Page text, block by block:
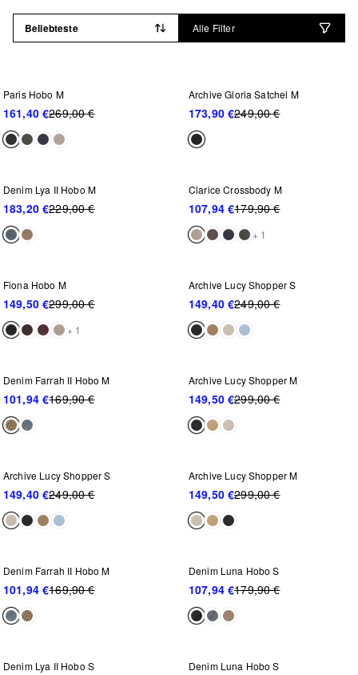
Alle Filter
Beliebteste
Paris Hobo M
161,40 €269,00 €
Archive Gloria Satchel M
173,90 €249,00 €
NEU IM SALE
Denim Lya II Hobo M
183,20 €229,00 €
Clarice Crossbody M
107,94 €179,90 €
+ 1
Fiona Hobo M
149,50 €299,00 €
+ 1
WEITER REDUZIERT
Archive Lucy Shopper S
149,40 €249,00 €
NEU IM SALE
Denim Farrah II Hobo M
101,94 €169,90 €
WEITER REDUZIERT
Archive Lucy Shopper M
149,50 €299,00 €
WEITER REDUZIERT
Archive Lucy Shopper S
149,40 €249,00 €
WEITER REDUZIERT
Archive Lucy Shopper M
149,50 €299,00 €
NEU IM SALE
Denim Farrah II Hobo M
101,94 €169,90 €
NEU IM SALE
Denim Luna Hobo S
107,94 €179,90 €
NEU IM SALE
Denim Lya II Hobo S
NEU IM SALE
Denim Luna Hobo S